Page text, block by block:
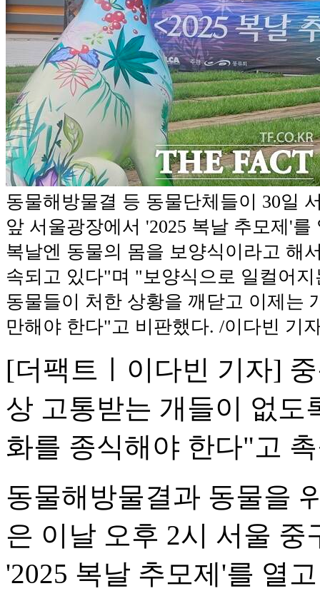
동물해방물결 등 동물단체들이 30일
앞 서울광장에서 '2025 복날 추모제'
복날엔 동물의 몸을 보양식이라고 해
속되고 있다"며 "보양식으로 일컬어
동물들이 처한 상황을 깨닫고 이제는
만해야 한다"고 비판했다. /이다빈 기
[더팩트ㅣ이다빈 기자]
상 고통받는 개들이 없도
화를 종식해야 한다"고
동물해방물결과 동물을
은 이날 오후 2시 서울
'2025 복날 추모제'를 열